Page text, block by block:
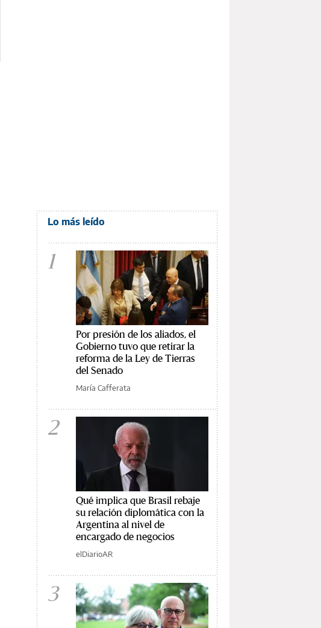
Lo más leído
1
Por presión de los aliados, el
Gobierno tuvo que retirar la
reforma de la Ley de Tierras
del Senado
María Cafferata
2
Qué implica que Brasil rebaje
su relación diplomática con la
Argentina al nivel de
encargado de negocios
elDiarioAR
3